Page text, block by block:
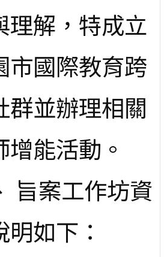
理解，特成立
市國際教育跨
群並辦理相關
增能活動。
旨案工作坊資
明如下：